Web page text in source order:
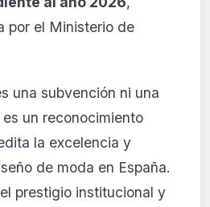
· Cancela cuando quieras
por el Ministerio de
una subvención ni una
un reconocimiento
la excelencia y
de moda en España.
prestigio institucional y